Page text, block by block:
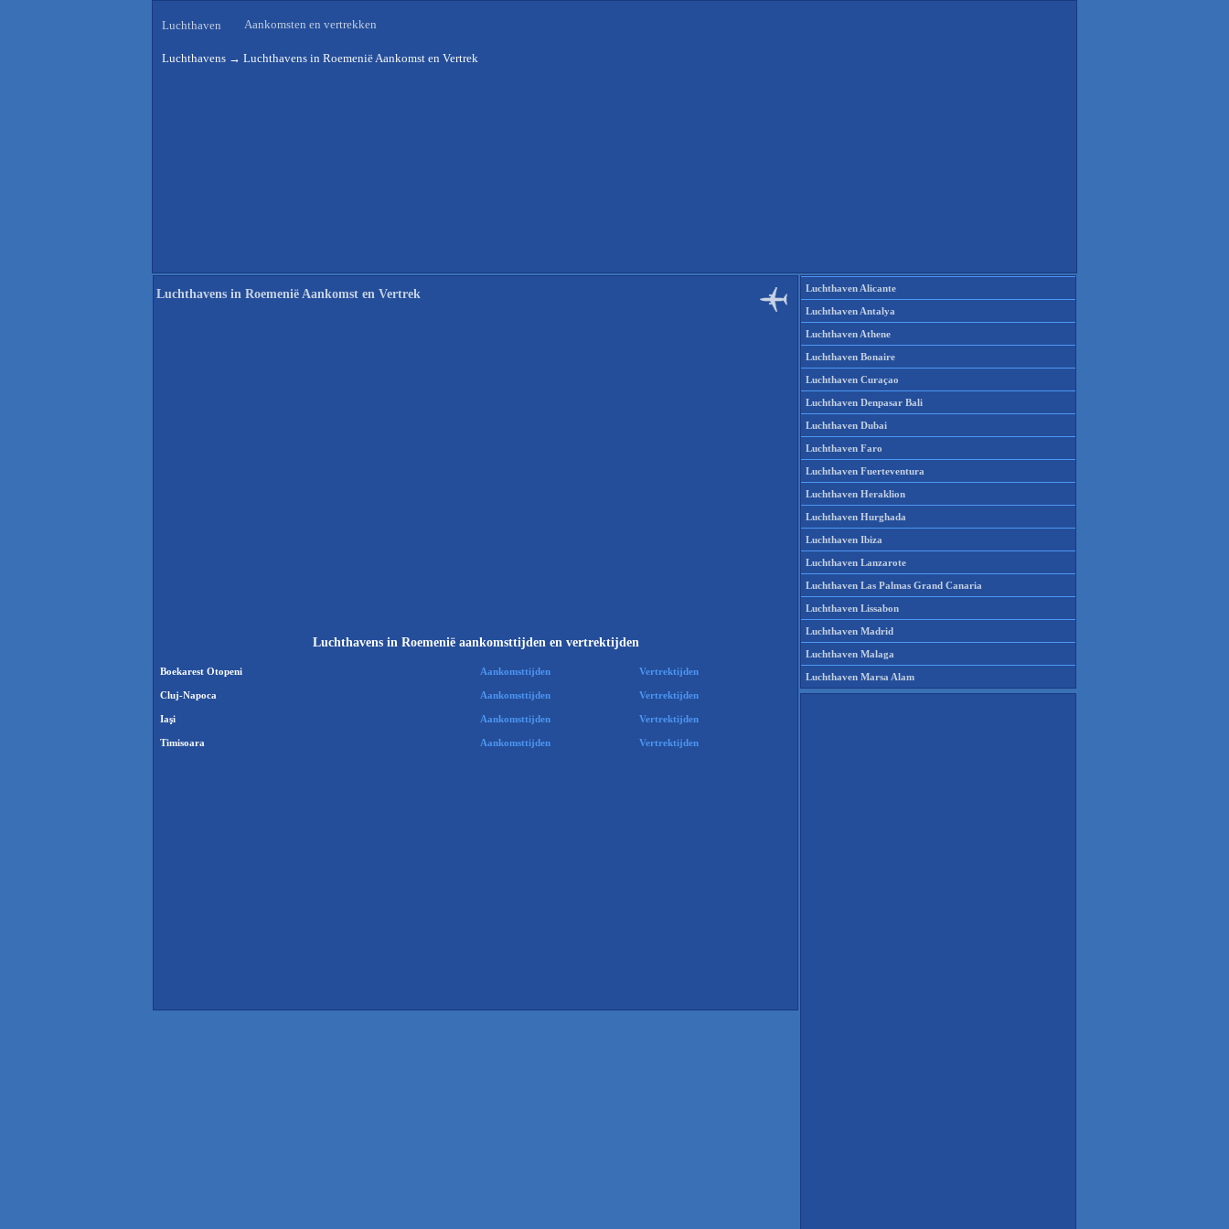
Luchthaven Aankomsten en vertrekken
Luchthavens → Luchthavens in Roemenië Aankomst en Vertrek
Luchthavens in Roemenië Aankomst en Vertrek
Luchthavens in Roemenië aankomsttijden en vertrektijden
Boekarest Otopeni Aankomsttijden Vertrektijden
Cluj-Napoca Aankomsttijden Vertrektijden
Iaşi Aankomsttijden Vertrektijden
Timisoara Aankomsttijden Vertrektijden
Luchthaven Alicante
Luchthaven Antalya
Luchthaven Athene
Luchthaven Bonaire
Luchthaven Curaçao
Luchthaven Denpasar Bali
Luchthaven Dubai
Luchthaven Faro
Luchthaven Fuerteventura
Luchthaven Heraklion
Luchthaven Hurghada
Luchthaven Ibiza
Luchthaven Lanzarote
Luchthaven Las Palmas Grand Canaria
Luchthaven Lissabon
Luchthaven Madrid
Luchthaven Malaga
Luchthaven Marsa Alam